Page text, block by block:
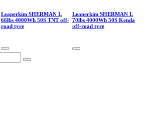
Leaperkim SHERMAN L
66lbs 4000Wh 50S TNT off-
road tyre
Leaperkim SHERMAN L
70lbs 4000Wh 50S Kenda
off-road tyre